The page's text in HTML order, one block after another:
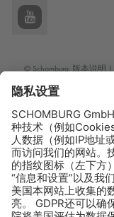
© Schomburg. 版本说明